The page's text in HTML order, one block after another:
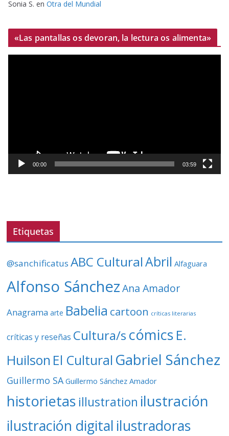
Sonia S. en Otra del Mundial
«Las pantallas os devoran, la lectura os alimenta»
o
e
00:00 03:59
Etiquetas
@sanchificatus ABC CulturalAbril Alfaguara
Alfonso Sánchez Ana Amador
Anagrama arte Babelia cartoon críticas literarias
críticas y reseñas Cultura/s cómics E.
Huilson El Cultural Gabriel Sánchez
Guillermo SA Guillermo Sánchez Amador
historietas illustration ilustración
ilustración digital ilustradoras